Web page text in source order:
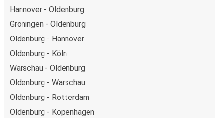
Hannover - Oldenburg
Groningen - Oldenburg
Oldenburg - Hannover
Oldenburg - Köln
Warschau - Oldenburg
Oldenburg - Warschau
Oldenburg - Rotterdam
Oldenburg - Kopenhagen